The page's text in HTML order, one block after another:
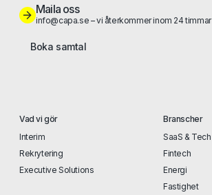
Maila oss
info@capa.se – vi återkommer inom 24 timmar
Boka samtal
Vad vi gör
Interim
Rekrytering
Executive Solutions
Branscher
SaaS & Tech
Fintech
Energi
Fastighet